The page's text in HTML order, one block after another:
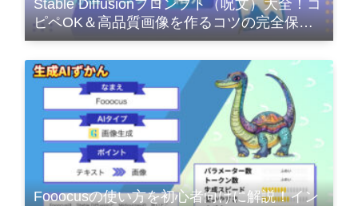
Stable Diffusionプロンプト（呪文）大全！コ
ピペOK＆高品質画像を作るコツの完全保存
版
Fooocusの使い方を初心者向けに解説！イン